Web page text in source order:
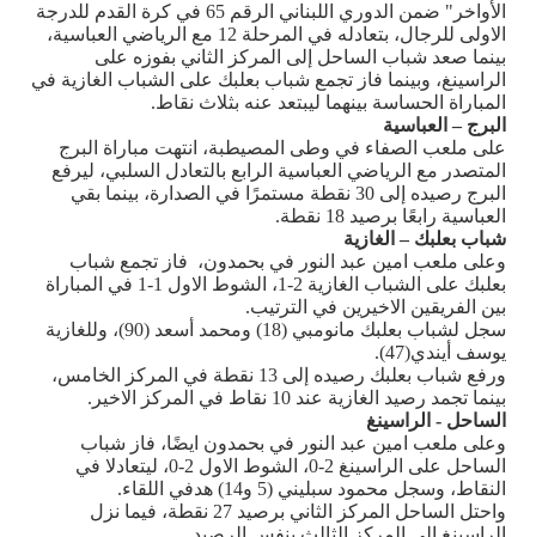
الأواخر" ضمن الدوري اللبناني الرقم 65 في كرة القدم للدرجة
الاولى للرجال، بتعادله في المرحلة 12 مع الرياضي العباسية،
بينما صعد شباب الساحل إلى المركز الثاني بفوزه على
الراسينغ، وبينما فاز تجمع شباب بعلبك على الشباب الغازية في
المباراة الحساسة بينهما ليبتعد عنه بثلاث نقاط.
البرج – العباسية
على ملعب الصفاء في وطى المصيطبة، انتهت مباراة البرج
المتصدر مع الرياضي العباسية الرابع بالتعادل السلبي، ليرفع
البرج رصيده إلى 30 نقطة مستمرًا في الصدارة، بينما بقي
العباسية رابعًا برصيد 18 نقطة.
شباب بعلبك – الغازية
وعلى ملعب امين عبد النور في بحمدون، فاز تجمع شباب
بعلبك على الشباب الغازية 2-1، الشوط الاول 1-1 في المباراة
بين الفريقين الاخيرين في الترتيب.
سجل لشباب بعلبك مانومبي (18) ومحمد أسعد (90)، وللغازية
يوسف أيندي(47)
.
ورفع شباب بعلبك رصيده إلى 13 نقطة في المركز الخامس،
بينما تجمد رصيد الغازية عند 10 نقاط في المركز الاخير.
الساحل - الراسينغ
وعلى ملعب امين عبد النور في بحمدون ايضًا، فاز شباب
الساحل على الراسينغ 2-0، الشوط الاول 2-0، ليتعادلا في
النقاط، وسجل محمود سبليني (5 و14) هدفي اللقاء
.
واحتل الساحل المركز الثاني برصيد 27 نقطة، فيما نزل